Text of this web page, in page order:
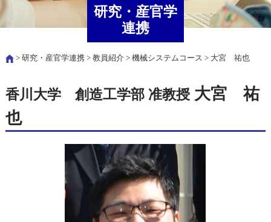
研究・産官学
連携
> 研究・産官学連携> 教員紹介> 機械システムコース > 大宮 祐也
香川大学 創造工学部 准教授大宮 祐
也